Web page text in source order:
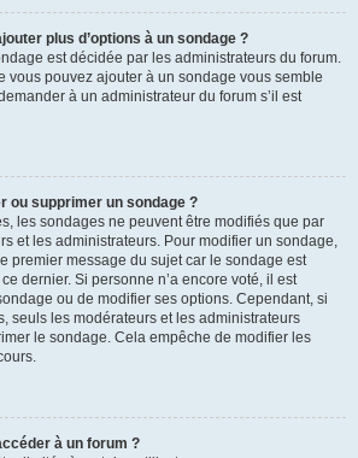
plus d’options à un sondage ?
est décidée par les administrateurs du forum.
vous pouvez ajouter à un sondage vous semble
à un administrateur du forum s’il est
ou supprimer un sondage ?
les sondages ne peuvent être modifiés que par
et les administrateurs. Pour modifier un sondage,
premier message du sujet car le sondage est
dernier. Si personne n’a encore voté, il est
ou de modifier ses options. Cependant, si
seuls les modérateurs et les administrateurs
le sondage. Cela empêche de modifier les
à un forum ?